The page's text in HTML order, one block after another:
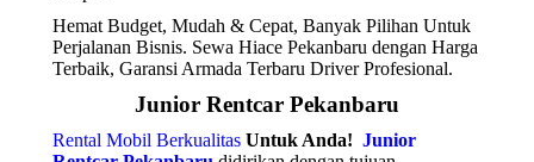
Hemat Budget, Mudah & Cepat, Banyak Pilihan Untuk
Perjalanan Bisnis. Sewa Hiace Pekanbaru dengan Harga
Terbaik, Garansi Armada Terbaru Driver Profesional.
Junior Rentcar Pekanbaru
Rental Mobil Berkualitas Untuk Anda! Junior